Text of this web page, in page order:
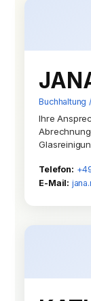
Buchhaltung
Ihre
Telefon:
E-Mail: